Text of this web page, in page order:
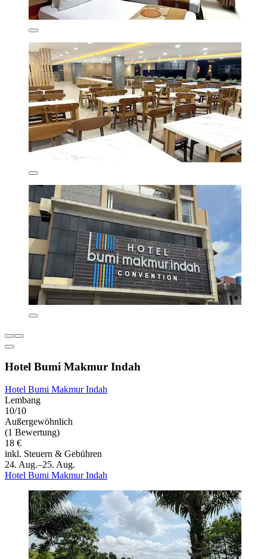
Hotel Bumi Makmur Indah
Hotel Bumi Makmur Indah
Lembang
10/10
Außergewöhnlich
(1 Bewertung)
18 €
inkl. Steuern & Gebühren
24. Aug.–25. Aug.
Hotel Bumi Makmur Indah